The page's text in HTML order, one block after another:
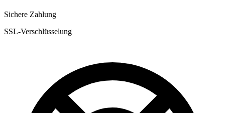
Sichere Zahlung
SSL-Verschlüsselung